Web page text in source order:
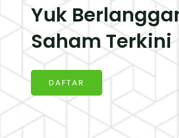
Yuk
Saham Terkini
DAFTAR